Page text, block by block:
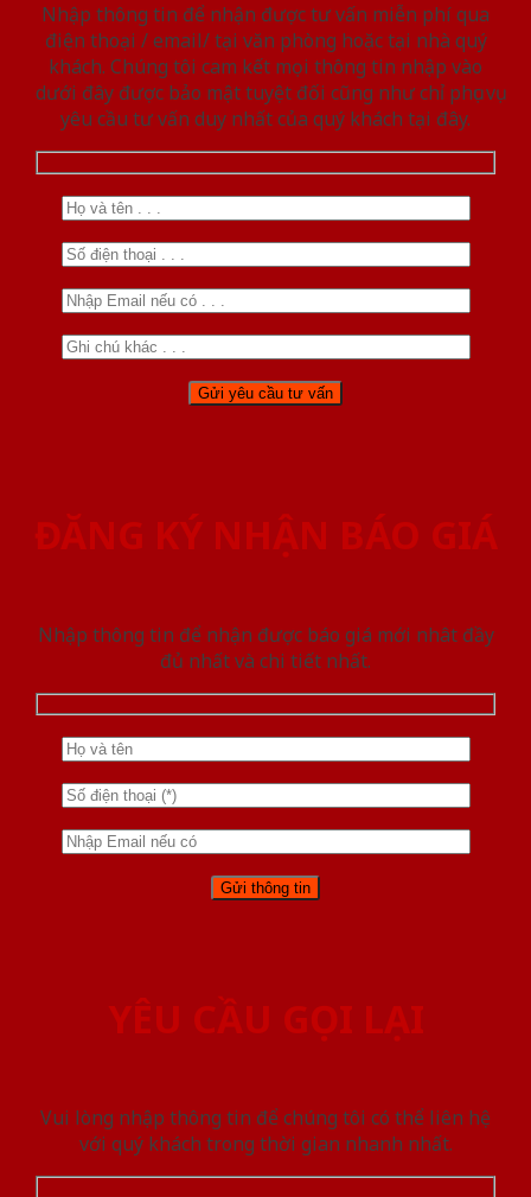
Nhập thông tin để nhận được tư vấn miễn phí qua
điện thoại / email/ tại văn phòng hoặc tại nhà quý
khách. Chúng tôi cam kết mọi thông tin nhập vào
dưới đây được bảo mật tuyệt đối cũng như chỉ phục vụ
yêu cầu tư vấn duy nhất của quý khách tại đây.
ĐĂNG KÝ NHẬN BÁO GIÁ
Nhập thông tin để nhận được báo giá mới nhât đầy
đủ nhất và chi tiết nhất.
YÊU CẦU GỌI LẠI
Vui lòng nhập thông tin để chúng tôi có thể liên hệ
với quý khách trong thời gian nhanh nhất.